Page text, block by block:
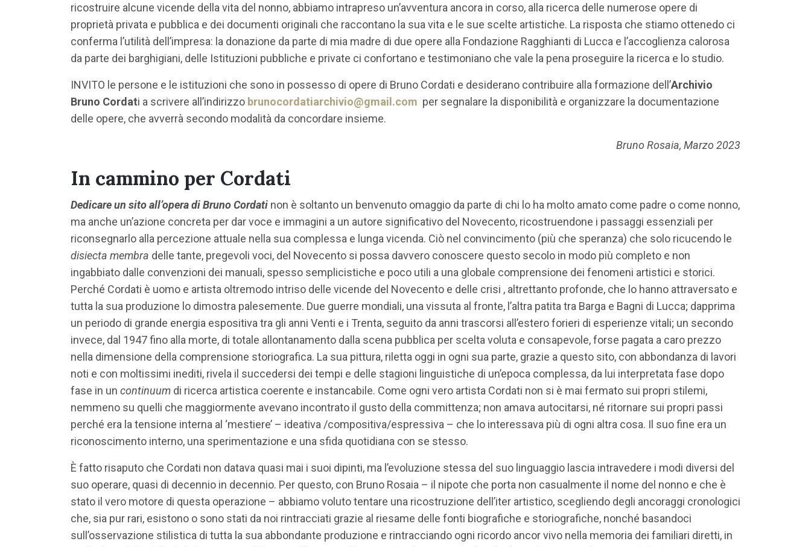
ricostruire alcune vicende della vita del nonno, abbiamo intrapreso un’avventura ancora in corso, alla ricerca delle numerose opere di
proprietà privata e pubblica e dei documenti originali che raccontano la sua vita e le sue scelte artistiche. La risposta che stiamo ottenedo ci
conferma l’utilità dell’impresa: la donazione da parte di mia madre di due opere alla Fondazione Ragghianti di Lucca e l’accoglienza calorosa
da parte dei barghigiani, delle Istituzioni pubbliche e private ci confortano e testimoniano che vale la pena proseguire la ricerca e lo studio.
INVITO le persone e le istituzioni che sono in possesso di opere di Bruno Cordati e desiderano contribuire alla formazione dell’Archivio
Bruno Cordati a scrivere all’indirizzo brunocordatiarchivio@gmail.com per segnalare la disponibilità e organizzare la documentazione
delle opere, che avverrà secondo modalità da concordare insieme.
Bruno Rosaia, Marzo 2023
In cammino per Cordati
Dedicare un sito all’opera di Bruno Cordati non è soltanto un benvenuto omaggio da parte di chi lo ha molto amato come padre o come nonno,
ma anche un’azione concreta per dar voce e immagini a un autore significativo del Novecento, ricostruendone i passaggi essenziali per
riconsegnarlo alla percezione attuale nella sua complessa e lunga vicenda. Ciò nel convincimento (più che speranza) che solo ricucendo le
disiecta membra delle tante, pregevoli voci, del Novecento si possa davvero conoscere questo secolo in modo più completo e non
ingabbiato dalle convenzioni dei manuali, spesso semplicistiche e poco utili a una globale comprensione dei fenomeni artistici e storici.
Perché Cordati è uomo e artista oltremodo intriso delle vicende del Novecento e delle crisi , altrettanto profonde, che lo hanno attraversato e
tutta la sua produzione lo dimostra palesemente. Due guerre mondiali, una vissuta al fronte, l’altra patita tra Barga e Bagni di Lucca; dapprima
un periodo di grande energia espositiva tra gli anni Venti e i Trenta, seguito da anni trascorsi all’estero forieri di esperienze vitali; un secondo
invece, dal 1947 fino alla morte, di totale allontanamento dalla scena pubblica per scelta voluta e consapevole, forse pagata a caro prezzo
nella dimensione della comprensione storiografica. La sua pittura, riletta oggi in ogni sua parte, grazie a questo sito, con abbondanza di lavori
noti e con moltissimi inediti, rivela il succedersi dei tempi e delle stagioni linguistiche di un’epoca complessa, da lui interpretata fase dopo
fase in un continuum di ricerca artistica coerente e instancabile. Come ogni vero artista Cordati non si è mai fermato sui propri stilemi,
nemmeno su quelli che maggiormente avevano incontrato il gusto della committenza; non amava autocitarsi, né ritornare sui propri passi
perché era la tensione interna al ‘mestiere’ – ideativa /compositiva/espressiva – che lo interessava più di ogni altra cosa. Il suo fine era un
riconoscimento interno, una sperimentazione e una sfida quotidiana con se stesso.
È fatto risaputo che Cordati non datava quasi mai i suoi dipinti, ma l’evoluzione stessa del suo linguaggio lascia intravedere i modi diversi del
suo operare, quasi di decennio in decennio. Per questo, con Bruno Rosaia – il nipote che porta non casualmente il nome del nonno e che è
stato il vero motore di questa operazione – abbiamo voluto tentare una ricostruzione dell’iter artistico, scegliendo degli ancoraggi cronologici
che, sia pur rari, esistono o sono stati da noi rintracciati grazie al riesame delle fonti biografiche e storiografiche, nonché basandoci
sull’osservazione stilistica di tutta la sua abbondante produzione e rintracciando ogni ricordo ancor vivo nella memoria dei familiari diretti, in